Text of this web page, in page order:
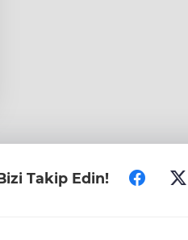
Takip Edin!